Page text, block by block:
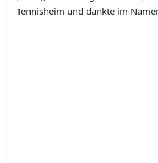
Tennisheim und dankte im